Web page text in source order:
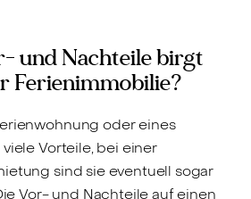
und Nachteile birgt
Ferienimmobilie?
oder eines
Vorteile, bei einer
sind sie eventuell sogar
Vor- und Nachteile auf einen